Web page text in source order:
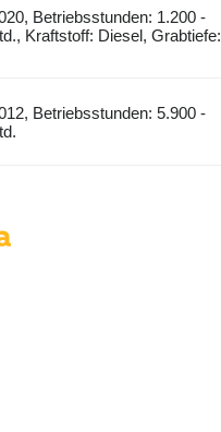
Betriebsstunden: 1.200 -
Kraftstoff: Diesel, Grabtiefe:
Betriebsstunden: 5.900 -